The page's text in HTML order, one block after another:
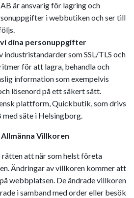
är ansvarig för lagring och
i webbutiken och ser till
vi dina personuppgifter
industristandarder som SSL/TLS och
för att lagra, behandla och
information som exempelvis
lösenord på ett säkert sätt.
plattform, Quickbutik, som drivs
säte i Helsingborg.
Villkoren
att när som helst företa
Ändringar av villkoren kommer att
webbplatsen. De ändrade villkoren
i samband med order eller besök